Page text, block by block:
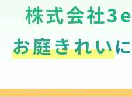
株式会社
お庭きれい